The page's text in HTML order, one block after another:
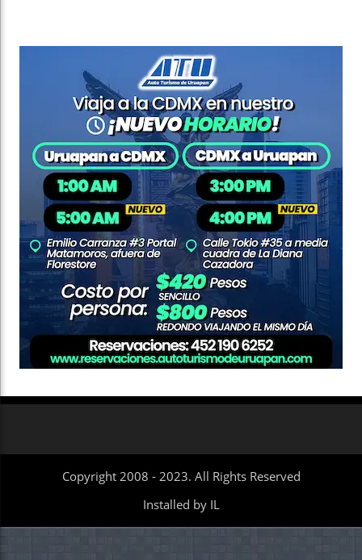
Copyright 2008 - 2023. All Rights Reserved
Installed by IL